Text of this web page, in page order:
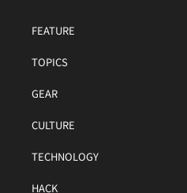
FEATURE
TOPICS
GEAR
CULTURE
TECHNOLOGY
HACK